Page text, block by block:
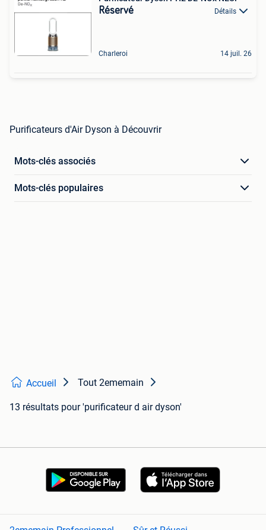
Réservé Détails
Charleroi 14 juil. 26
Purificateurs d'Air Dyson à Découvrir
Mots-clés associés
Mots-clés populaires
Accueil Tout 2ememain
13 résultats pour 'purificateur d air dyson'